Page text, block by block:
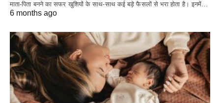
माता-पिता बनने का सफर खुशियों के साथ-साथ कई बड़े फैसलों से भरा होता है। इनमें…
6 months ago